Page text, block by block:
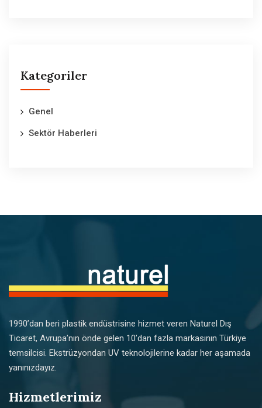
Kategoriler
Genel
Sektör Haberleri
1990’dan beri plastik endüstrisine hizmet veren Naturel Dış
Ticaret, Avrupa’nın önde gelen 10’dan fazla markasının Türkiye
temsilcisi. Ekstrüzyondan UV teknolojilerine kadar her aşamada
yanınızdayız.
Hizmetlerimiz